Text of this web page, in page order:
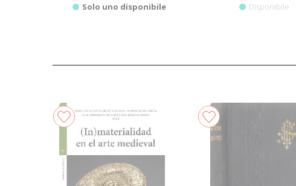
Solo uno disponibile Disponibile